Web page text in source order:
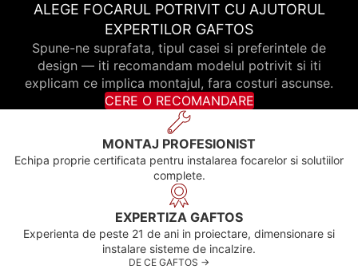
ALEGE FOCARUL POTRIVIT CU AJUTORUL
EXPERTILOR GAFTOS
Spune-ne suprafata, tipul casei si preferintele de
design — iti recomandam modelul potrivit si iti
explicam ce implica montajul, fara costuri ascunse.
CERE O RECOMANDARE
MONTAJ PROFESIONIST
Echipa proprie certificata pentru instalarea focarelor si solutiilor
complete.
EXPERTIZA GAFTOS
Experienta de peste 21 de ani in proiectare, dimensionare si
instalare sisteme de incalzire.
DE CE GAFTOS ->